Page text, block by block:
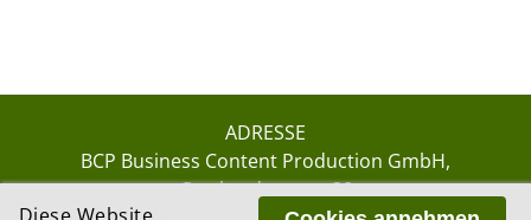
ADRESSE
BCP Business Content Production GmbH
Gotthardstrasse 38